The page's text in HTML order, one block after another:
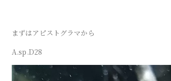
まずはアピストグラマから
A.sp.D28